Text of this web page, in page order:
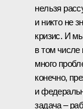
нельзя
и никто не
кризис. И
в том числе
много
конечно,
и
задача –